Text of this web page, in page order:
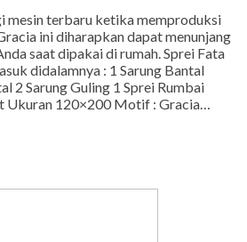
mesin terbaru ketika memproduksi
ini diharapkan dapat menunjang
saat dipakai di rumah. Sprei Fata
didalamnya : 1 Sarung Bantal
2 Sarung Guling 1 Sprei Rumbai
Ukuran 120×200 Motif : Gracia…